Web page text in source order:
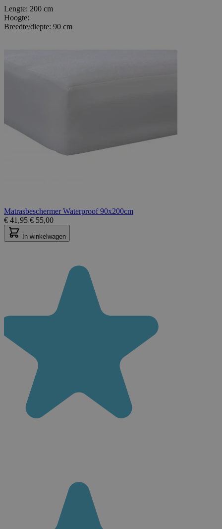
Lengte: 200 cm
Hoogte:
Breedte/diepte: 90 cm
Matrasbeschermer Waterproof 90x200cm
€ 41,95 € 55,00
In winkelwagen